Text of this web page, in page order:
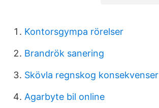
Kontorsgympa rörelser
Brandrök sanering
Skövla regnskog konsekvenser
Agarbyte bil online